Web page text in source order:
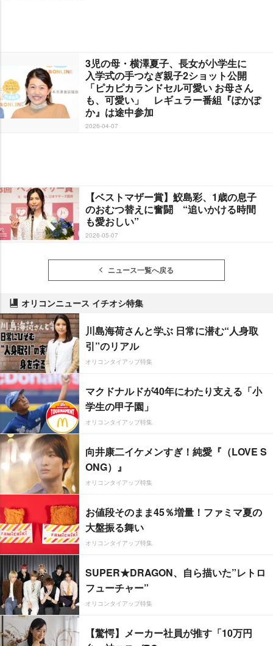
3児の母・横澤夏子、長女が小学生に
入学式の手つなぎ親子2ショット公開
「ピカピカランドセル可愛い お母さん
も、可愛い」 レギュラー番組『ぽかぽ
か』は途中参加
2026-04-07
【ベストマザー賞】鮫島彩、1歳の息子
のおむつ替えに奮闘 “追いかける時間
も愛おしい”
2026-05-07
ニュース一覧へ戻る
オリコンニュース イチオシ特集
川島海荷さんと学ぶ 日常に潜む“人身取
引”のリアル
オリコンタイアップ特集
マクドナルドが40年にわたり支える「小
学生の甲子園」
オリコンタイアップ特集
向井康二イケメンすぎ！純愛『（LOVE S
ONG）』
オリコンタイアップ特集
お値段そのまま45％増量！ファミマ夏の
大盤振る舞い
オリコンタイアップ特集
SUPER★DRAGON、自ら描いた”レトロ
フューチャー”
オリコンタイアップ特集
【驚愕】メーカー社員が推す「10万円